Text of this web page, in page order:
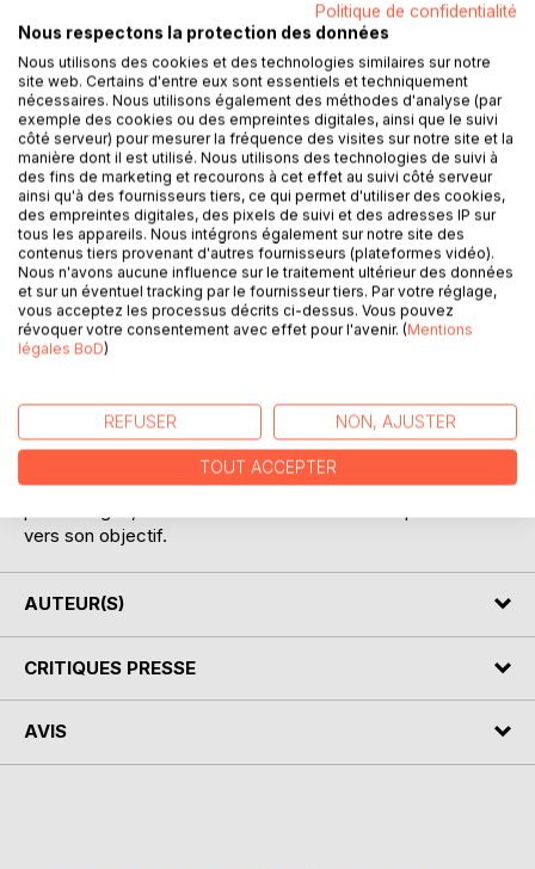
Quel est le rapport entre l'écriture et le yoga ?
Le yoga n'est pas seulement la pratique de postures
physiques, c'est une discipline de vie dont le but est de
libérer l'âme humaine de toute forme de souffrance.
Or, que racontent les histoires sinon le parcours, le combat
d'un personnage pour sa libération, son bonheur, son
mieux-être ?
Le "Yoga Sutra" est un traité qui définit ce qu'est le yoga.
C'est une sorte de manuel de savoir mieux vivre.
complexes et cohérents, car il explore tous les méandres
de la psyché humaine.
Et il permet de définir concrètement les éléments
déclencheurs et rebondissements dans le parcours des
vers son objectif.
AUTEUR(S)
CRITIQUES PRESSE
AVIS
Politique de confidentialité
Nous respectons la protection des données
Nous utilisons des cookies et des technologies similaires sur notre
site web. Certains d'entre eux sont essentiels et techniquement
nécessaires. Nous utilisons également des méthodes d'analyse (par
exemple des cookies ou des empreintes digitales, ainsi que le suivi
côté serveur) pour mesurer la fréquence des visites sur notre site et la
manière dont il est utilisé. Nous utilisons des technologies de suivi à
des fins de marketing et recourons à cet effet au suivi côté serveur
ainsi qu'à des fournisseurs tiers, ce qui permet d'utiliser des cookies,
des empreintes digitales, des pixels de suivi et des adresses IP sur
tous les appareils. Nous intégrons également sur notre site des
contenus tiers provenant d'autres fournisseurs (plateformes vidéo).
Nous n'avons aucune influence sur le traitement ultérieur des données
et sur un éventuel tracking par le fournisseur tiers. Par votre réglage,
vous acceptez les processus décrits ci-dessus. Vous pouvez
révoquer votre consentement avec effet pour l'avenir. (Mentions
légales BoD)
REFUSER NON, AJUSTER
TOUT ACCEPTER